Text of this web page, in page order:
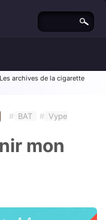
Les archives de la cigarette
# BAT # Vype
mon